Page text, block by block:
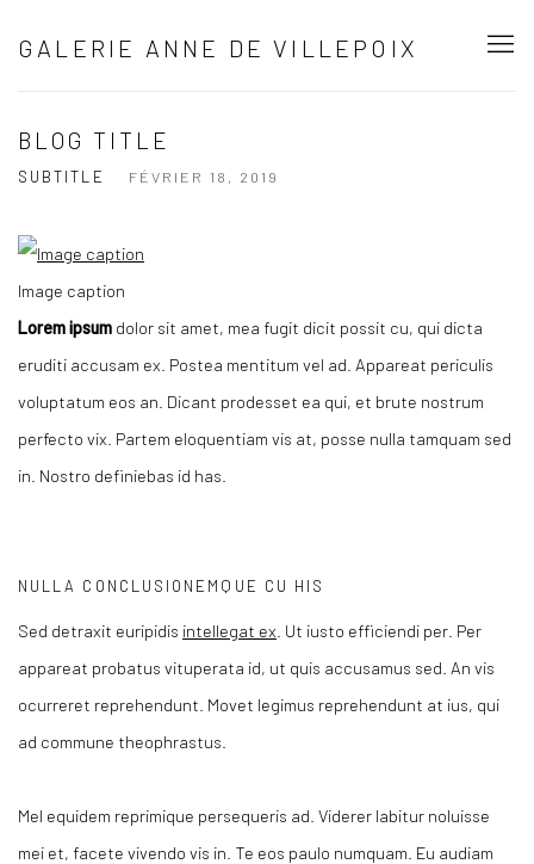
GALERIE ANNE DE VILLEPOIX
BLOG TITLE
SUBTITLE FÉVRIER 18, 2019
Image caption
Lorem ipsum dolor sit amet, mea fugit dicit possit cu, qui dicta
eruditi accusam ex. Postea mentitum vel ad. Appareat periculis
voluptatum eos an. Dicant prodesset ea qui, et brute nostrum
perfecto vix. Partem eloquentiam vis at, posse nulla tamquam sed
in. Nostro definiebas id has.
NULLA CONCLUSIONEMQUE CU HIS
Sed detraxit euripidis intellegat ex . Ut iusto efficiendi per. Per
appareat probatus vituperata id, ut quis accusamus sed. An vis
ocurreret reprehendunt. Movet legimus reprehendunt at ius, qui
ad commune theophrastus.
Mel equidem reprimique persequeris ad. Viderer labitur noluisse
mei et, facete vivendo vis in. Te eos paulo numquam. Eu audiam